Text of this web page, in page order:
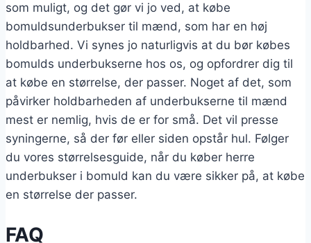
som muligt, og det gør vi jo ved, at købe
bomuldsunderbukser til mænd, som har en høj
holdbarhed. Vi synes jo naturligvis at du bør købes
bomulds underbukserne hos os, og opfordrer dig til
at købe en størrelse, der passer. Noget af det, som
påvirker holdbarheden af underbukserne til mænd
mest er nemlig, hvis de er for små. Det vil presse
syningerne, så der før eller siden opstår hul. Følger
du vores størrelsesguide, når du køber herre
underbukser i bomuld kan du være sikker på, at købe
en størrelse der passer.
FAQ